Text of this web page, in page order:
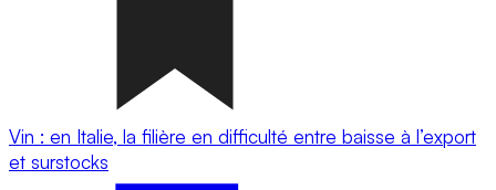
Vin : en Italie, la filière en difficulté entre baisse à l’export
et surstocks